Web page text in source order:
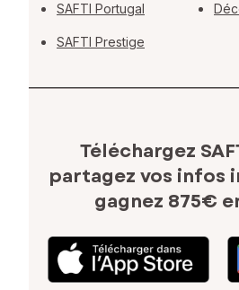
SAFTI Portugal
SAFTI Prestige
Téléchargez
partagez vos infos
gagnez 875€